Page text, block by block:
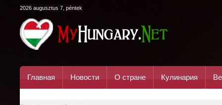
2026 augusztus 7, péntek
Главная Новости О стране Кулинария